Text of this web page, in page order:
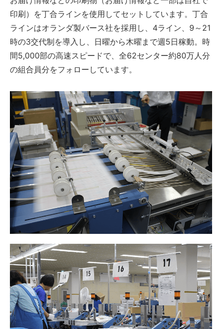
印刷）を丁合ラインを使用してセットしています。丁合
ラインはオランダ製バース社を採用し、4ライン、9～21
時の3交代制を導入し、日曜から木曜まで週5日稼動。時
間5,000部の高速スピードで、全62センター約80万人分
の組合員分をフォローしています。